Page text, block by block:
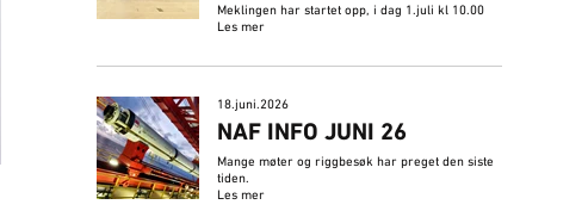
Meklingen har startet opp, i dag 1.juli kl 10.00
Les mer
18.juni.2026
NAF INFO JUNI 26
Mange møter og riggbesøk har preget den siste
tiden.
Les mer